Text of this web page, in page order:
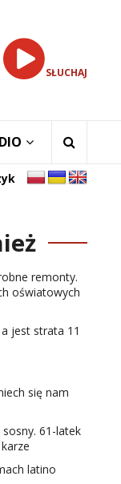
SŁUCHAJ
remonty.
oświatowych
jest strata 11
się nam
sosny. 61-latek
latino